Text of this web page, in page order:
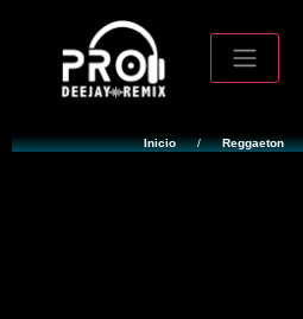
Inicio / Reggaeton